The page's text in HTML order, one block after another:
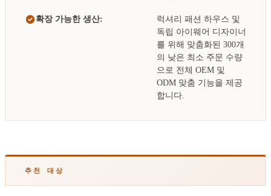
확장 가능한 생산:
럭셔리 패션 하우스 및
독립 아이웨어 디자이너
를 위해 맞춤화된 300개
의 낮은 최소 주문 수량
으로 전체 OEM 및
ODM 맞춤 기능을 제공
합니다.
추천 대상